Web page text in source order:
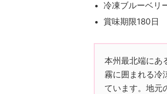
冷凍ブルーベリ
賞味期限180日
本州最北端にあ
霧に囲まれる冷
ています。地元